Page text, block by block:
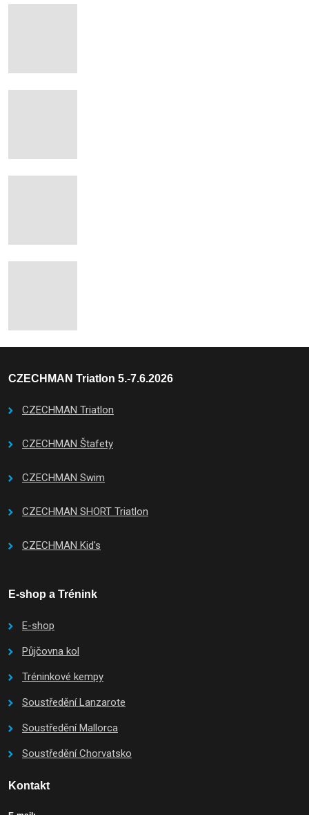
CZECHMAN Triatlon 5.-7.6.2026
CZECHMAN Triatlon
CZECHMAN Štafety
CZECHMAN Swim
CZECHMAN SHORT Triatlon
CZECHMAN Kid's
E-shop a Trénink
E-shop
Půjčovna kol
Tréninkové kempy
Soustředění Lanzarote
Soustředění Mallorca
Soustředění Chorvatsko
Kontakt